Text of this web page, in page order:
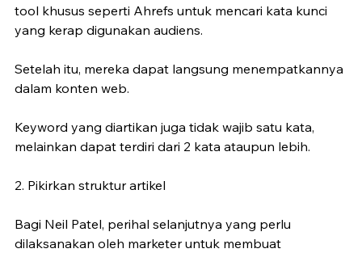
tool khusus seperti Ahrefs untuk mencari kata kunci
yang kerap digunakan audiens.
Setelah itu, mereka dapat langsung menempatkannya
dalam konten web.
Keyword yang diartikan juga tidak wajib satu kata,
melainkan dapat terdiri dari 2 kata ataupun lebih.
2. Pikirkan struktur artikel
Bagi Neil Patel, perihal selanjutnya yang perlu
dilaksanakan oleh marketer untuk membuat